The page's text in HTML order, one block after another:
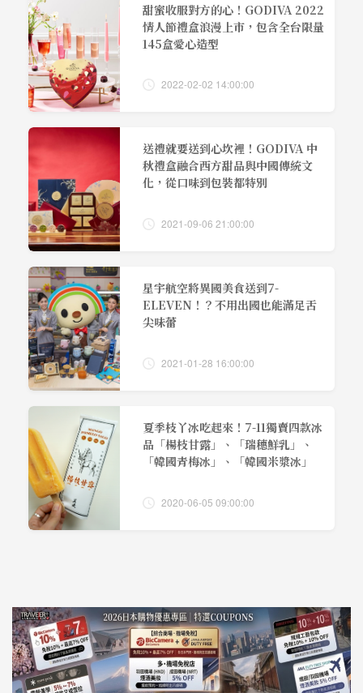
甜蜜收服對方的心！GODIVA 2022
情人節禮盒浪漫上市，包含全台限量
145盒愛心造型
2022-02-02 14:00:00
送禮就要送到心坎裡！GODIVA 中
秋禮盒融合西方甜品與中國傳統文
化，從口味到包裝都特別
2021-09-06 21:00:00
星宇航空將異國美食送到7-
ELEVEN！？不用出國也能滿足舌
尖味蕾
2021-01-28 16:00:00
夏季枝丫冰吃起來！7-11獨賣四款冰
品「楊枝甘露」、「瑞穗鮮乳」、
「韓國青梅冰」、「韓國米漿冰」
2020-06-05 09:00:00